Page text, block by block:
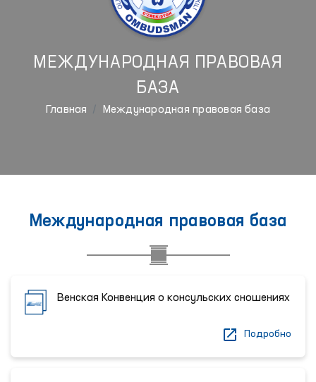
МЕЖДУНАРОДНАЯ ПРАВОВАЯ
БАЗА
Главная Международная правовая база
Международная правовая база
Венская Конвенция о консульских сношениях
Подробно